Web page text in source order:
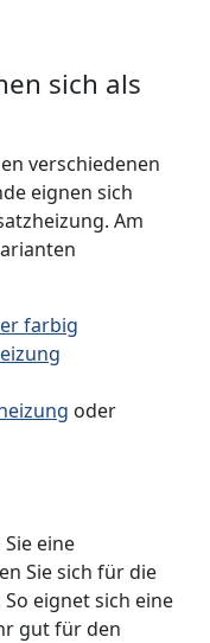
sich als
verschiedenen
eignen sich
Am
farbig
oder
eine
Sie sich für die
eignet sich eine
gut für den